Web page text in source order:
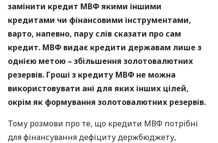
замінити кредит МВФякими іншими
кредитами чи фінансовими інструментами,
варто, напевно, пару слів сказати про сам
кредит. МВФ видає кредити державам лише з
однією метою – збільшення золотовалютних
резервів. Гроші з кредиту МВФ не можна
використовувати ані для яких інших цілей,
окрім як формування золотовалютних резервів.
Тому розмови про те, що кредити МВФ потрібні
для фінансування дефіциту держбюджету,